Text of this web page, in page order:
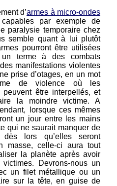
d’armes à micro-ondes
par exemple de
paralysie temporaire chez
semble quant à lui plutôt
pourront être utilisées
un terme à des combats
manifestations violentes
prise d’otages, en un mot
de violence où les
peuvent être interpellés, et
la moindre victime. A
lorsque ces mêmes
un jour entre les mains
qui ne saurait manquer de
lors qu’elles seront
masse, celle-ci aura tout
la planète après avoir
Devrons-nous un
un filet métallique ou un
sur la tête, en guise de